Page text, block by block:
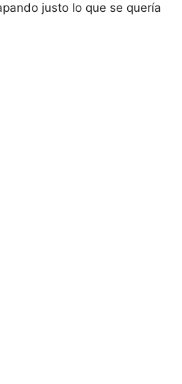
justo lo que se quería